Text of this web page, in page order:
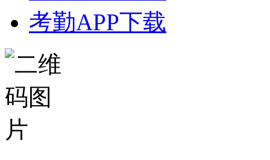
考勤APP下载